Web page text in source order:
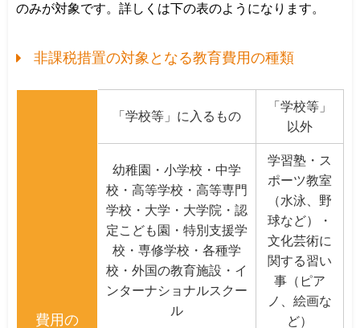
のみが対象です。詳しくは下の表のようになります。
非課税措置の対象となる教育費用の種類
費用の
「学校等」に入るもの
「学校等」
以外
幼稚園・小学校・中学
校・高等学校・高等専門
学校・大学・大学院・認
定こども園・特別支援学
校・専修学校・各種学
校・外国の教育施設・イ
ンターナショナルスクー
ル
学習塾・ス
ポーツ教室
（水泳、野
球など）・
文化芸術に
関する習い
事（ピア
ノ、絵画な
ど）